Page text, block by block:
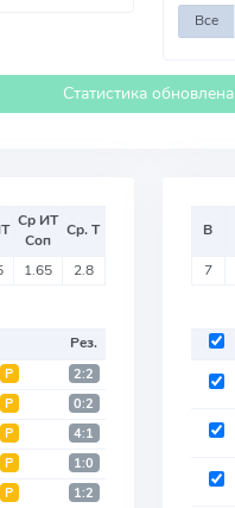
Все
Статистика обновлена
Ср ИТ
Соп
Ср. Т
1.65 2.8
Рез.
Р 2:2
Р 0:2
Р 4:1
Р 1:0
Р 1:2
В
7